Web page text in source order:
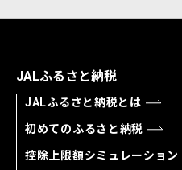
JALふるさと納税
JALふるさと納税とは
初めてのふるさと納税
控除上限額シミュレーション